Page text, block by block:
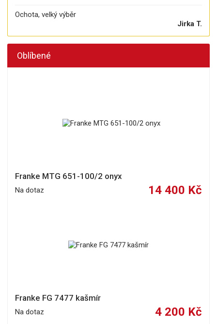
Ochota, velký výběr
Jirka T.
Oblíbené
Franke MTG 651-100/2 onyx
Na dotaz 14 400 Kč
Franke FG 7477 kašmír
Na dotaz 4 200 Kč